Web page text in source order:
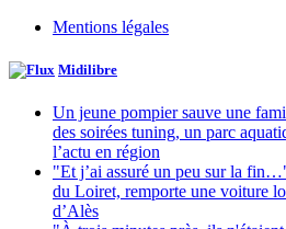
Mentions légales
Midilibre
Un jeune pompier sauve une
des soirées tuning, un parc
l’actu en région
"Et j’ai assuré un peu sur la
du Loiret, remporte une voiture
d’Alès